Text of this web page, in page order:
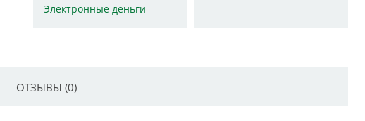
Электронные деньги
ОТЗЫВЫ (0)